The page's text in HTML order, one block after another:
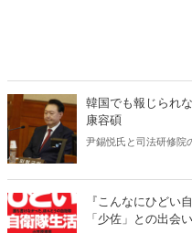
韓国でも報じられ
康容碩
尹錫悦氏と司法研修院
『こんなにひどい
「少佐」との出会